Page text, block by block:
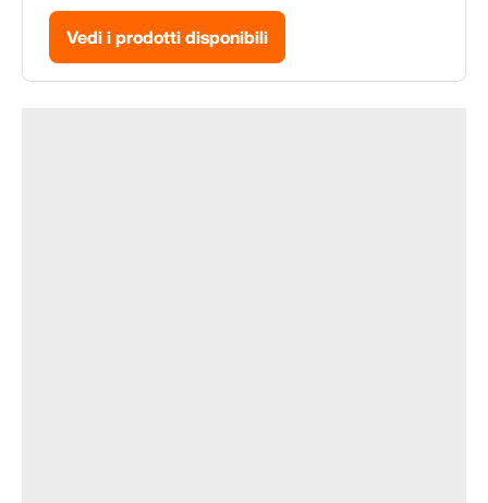
Vedi i prodotti disponibili